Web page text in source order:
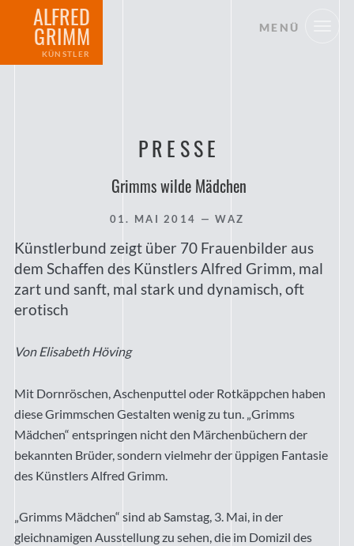
ALFRED
GRIMM
KÜNSTLER
MENÜ
PRESSE
Grimms wilde Mädchen
01. MAI 2014 — WAZ
Künstlerbund zeigt über 70 Frauenbilder aus
dem Schaffen des Künstlers Alfred Grimm, mal
zart und sanft, mal stark und dynamisch, oft
erotisch
Von Elisabeth Höving
Mit Dornröschen, Aschenputtel oder Rotkäppchen haben
diese Grimmschen Gestalten wenig zu tun. „Grimms
Mädchen“ entspringen nicht den Märchenbüchern der
bekannten Brüder, sondern vielmehr der üppigen Fantasie
des Künstlers Alfred Grimm.
„Grimms Mädchen“ sind ab Samstag, 3. Mai, in der
gleichnamigen Ausstellung zu sehen, die im Domizil des